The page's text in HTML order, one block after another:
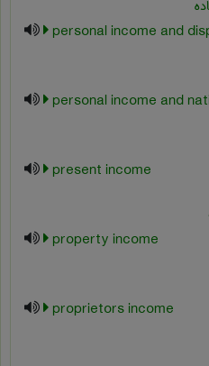
personal income and
personal income and
present income
property income
proprietors income